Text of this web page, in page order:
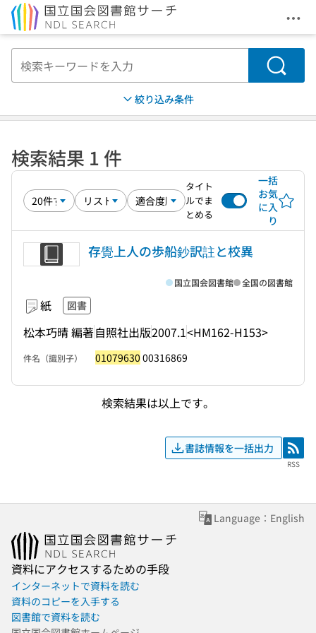
メ
検索
絞り込み条件
検索結果 1 件
タイト
ルでま
とめる
一括
お気
に入
り
存覺上人の歩船鈔訳註と校異
紙 図書
松本巧晴 編著自照社出版2007.1<HM162-H153>
国立国会図書館 全国の図書館
件名（識別子） 01079630 00316869
検索結果は以上です。
書誌情報を一括出力 RSS
RSS
Language：English
資料にアクセスするための手段
インターネットで資料を読む
資料のコピーを入手する
図書館で資料を読む